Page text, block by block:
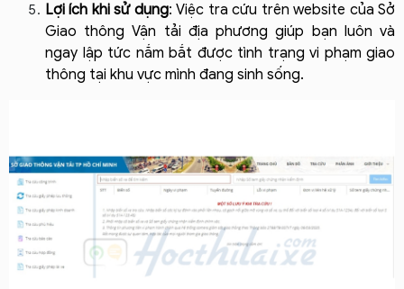
Lợi ích khi sử dụng: Việc tra cứu trên website của Sở
Giao thông Vận tải địa phương giúp bạn luôn và
ngay lập tức nắm bắt được tình trạng vi phạm giao
thông tại khu vực mình đang sinh sống.